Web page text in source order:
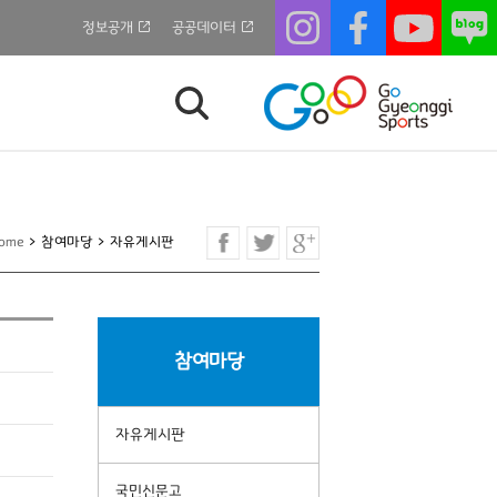
정보공개 공공데이터
> 참여마당 > 자유게시판
참여마당
자유게시판
국민신문고